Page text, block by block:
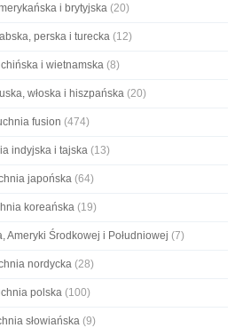
i brytyjska (20)
perska i turecka (12)
i wietnamska (8)
włoska i hiszpańska (20)
fusion (474)
indyjska i tajska (13)
japońska (64)
koreańska (19)
Ameryki Środkowej i Południowej (7)
nordycka (28)
polska (100)
słowiańska (9)